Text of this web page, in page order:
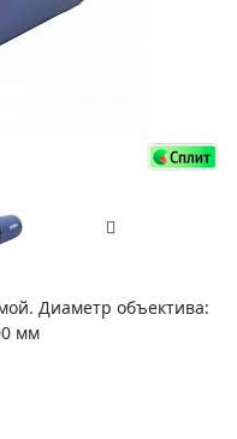
Диаметр объектива:
мм